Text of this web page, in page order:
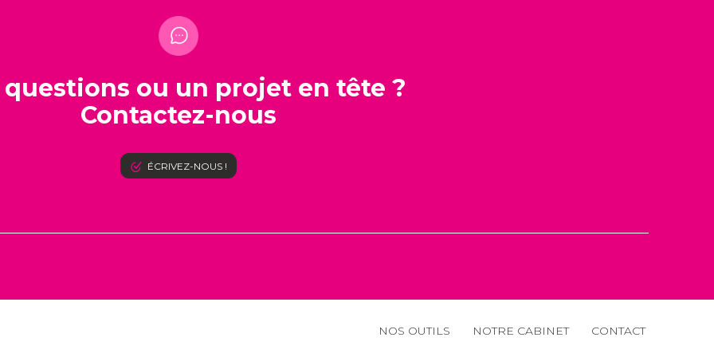
questions ou un projet en tête ?
Contactez-nous
ÉCRIVEZ-NOUS !
Footer
NOS OUTILS NOTRE CABINET CONTACT